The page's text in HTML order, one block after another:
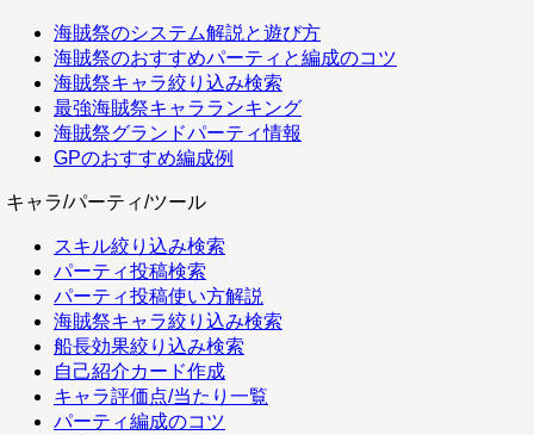
海賊祭のシステム解説と遊び方
海賊祭のおすすめパーティと編成のコツ
海賊祭キャラ絞り込み検索
最強海賊祭キャラランキング
海賊祭グランドパーティ情報
GPのおすすめ編成例
キャラ/パーティ/ツール
スキル絞り込み検索
パーティ投稿検索
パーティ投稿使い方解説
海賊祭キャラ絞り込み検索
船長効果絞り込み検索
自己紹介カード作成
キャラ評価点/当たり一覧
パーティ編成のコツ